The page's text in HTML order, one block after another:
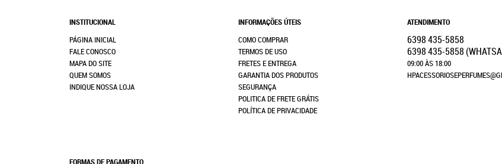
INSTITUCIONAL
PÁGINA INICIAL
FALE CONOSCO
MAPA DO SITE
QUEM SOMOS
INDIQUE NOSSA LOJA
INFORMAÇÕES ÚTEIS
COMO COMPRAR
TERMOS DE USO
FRETES E ENTREGA
GARANTIA DOS PRODUTOS
SEGURANÇA
POLITICA DE FRETE GRÁTIS
POLÍTICA DE PRIVACIDADE
ATENDIMENTO
6398435-5858
6398435-5858
09:00 ÀS 18:00
FORMAS DE PAGAMENTO